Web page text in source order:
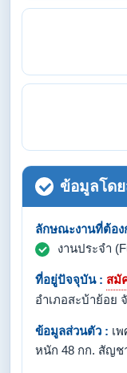
ข้อมูลโด
ลักษณะงานที่ต้อง
งานประจำ
ที่อยู่ปัจจุบัน : สมั
อำเภอสะบ้าย้อย
ข้อมูลส่วนตัว : เ
หนัก 48 กก. สัญช